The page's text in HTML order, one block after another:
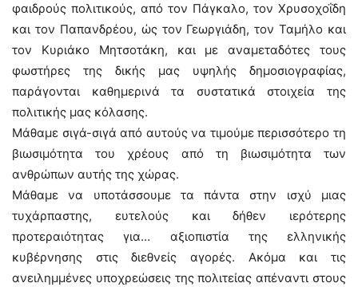
φαιδρούς πολιτικούς, από τον Πάγκαλο, τον Χρυσοχοΐδη
και τον Παπανδρέου, ώς τον Γεωργιάδη, τον Ταμήλο και
τον Κυριάκο Μητσοτάκη, και με αναμεταδότες τους
φωστήρες της δικής μας υψηλής δημοσιογραφίας,
παράγονται καθημερινά τα συστατικά στοιχεία της
πολιτικής μας κόλασης.
Μάθαμε σιγά-σιγά από αυτούς να τιμούμε περισσότερο τη
βιωσιμότητα του χρέους από τη βιωσιμότητα των
ανθρώπων αυτής της χώρας.
Μάθαμε να υποτάσσουμε τα πάντα στην ισχύ μιας
τυχάρπαστης, ευτελούς και δήθεν ιερότερης
προτεραιότητας για… αξιοπιστία της ελληνικής
κυβέρνησης στις διεθνείς αγορές. Ακόμα και τις
ανειλημμένες υποχρεώσεις της πολιτείας απέναντι στους